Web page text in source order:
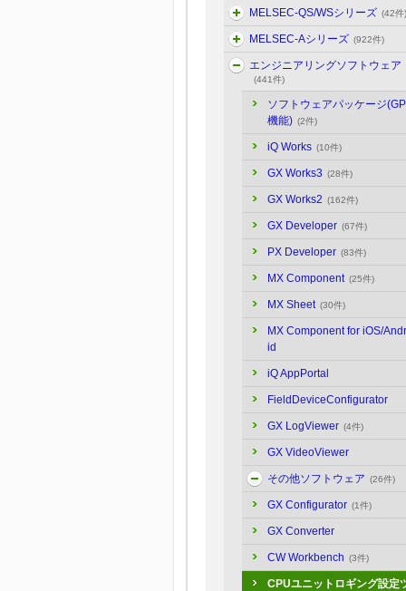
MELSEC-QS/WSシリーズ (42件)
MELSEC-Aシリーズ (922件)
エンジニアリングソフトウェア
(441件)
ソフトウェアパッケージ
機能) (2件)
iQ Works (10件)
GX Works3 (28件)
GX Works2 (162件)
GX Developer (67件)
PX Developer (83件)
MX Component (25件)
MX Sheet (30件)
MX Component for iOS/
id
iQ AppPortal
FieldDeviceConfigurator
GX LogViewer (4件)
GX VideoViewer
その他ソフトウェア (26件)
GX Configurator (1件)
GX Converter
CW Workbench (3件)
CPUユニットロギング設定